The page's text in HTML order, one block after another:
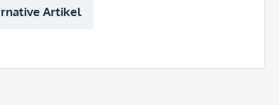
Artikel